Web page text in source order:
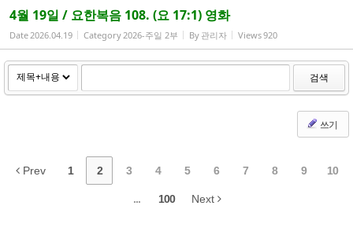
4월 19일 / 요한복음 108. (요 17:1) 영화
Date2026.04.19 Category2026-주일 2부 By 관리자 Views920
검색
쓰기
Prev 1 2 3 4 5 6 7 8 9 10
... 100 Next